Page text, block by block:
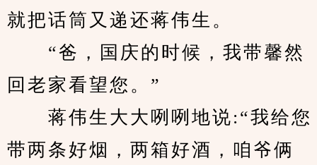
就把话筒又递还蒋伟生。
“爸，国庆的时候，我带馨然
回老家看望您。”
蒋伟生大大咧咧地说:“我给您
带两条好烟，两箱好酒，咱爷俩